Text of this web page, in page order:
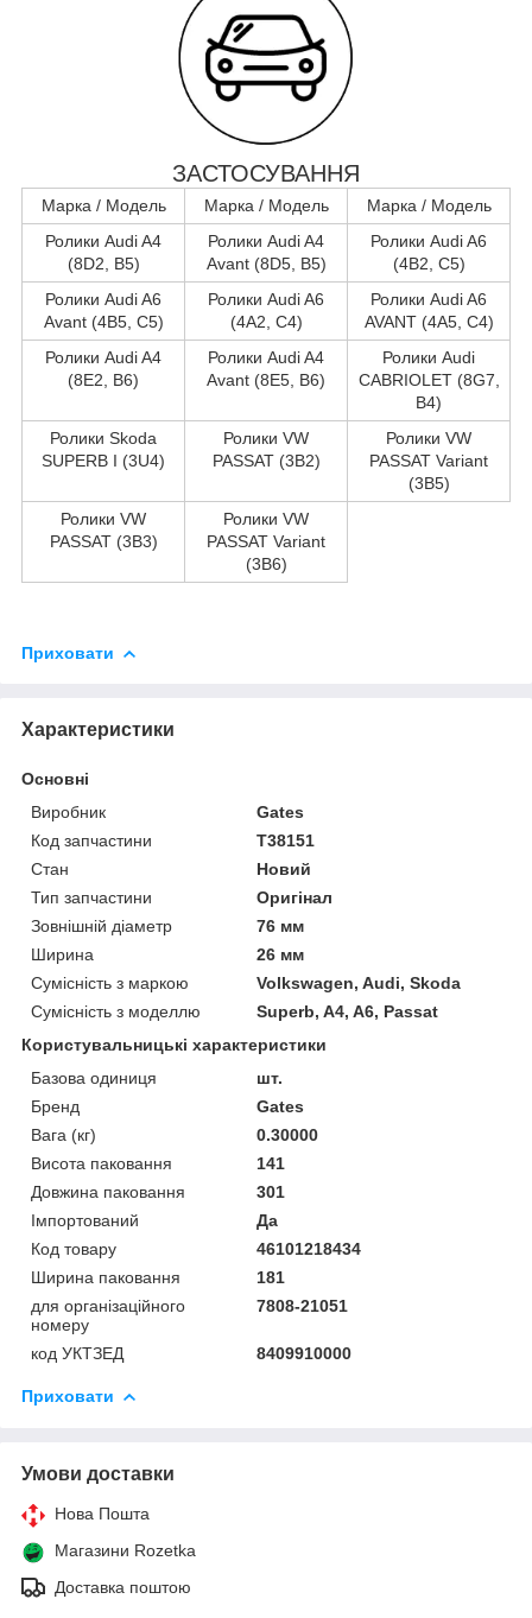
ЗАСТОСУВАННЯ
Марка / Модель Марка / Модель
Марка / Модель
Ролики Audi A4
(8D2, B5)
Ролики Audi A4
Avant (8D5, B5)
Ролики Audi A6
(4B2, C5)
Ролики Audi A6
Avant (4B5, C5)
Ролики Audi A6
(4A2, C4)
Ролики Audi A6
AVANT (4A5, C4)
Ролики Audi A4
(8E2, B6)
Ролики Audi A4
Avant (8E5, B6)
Ролики Audi
CABRIOLET (8G7,
B4)
Ролики Skoda
SUPERB I (3U4)
Ролики VW
PASSAT (3B2)
Ролики VW
PASSAT Variant
(3B5)
Ролики VW
PASSAT (3B3)
Ролики VW
PASSAT Variant
(3B6)
Приховати
Характеристики
Основні
Виробник
Gates
Код запчастини
T38151
Стан
Новий
Тип запчастини
Оригінал
Зовнішній діаметр
76 мм
Ширина
26 мм
Сумісність з маркою
Volkswagen, Audi, Skoda
Сумісність з моделлю
Superb, A4, A6, Passat
Користувальницькі характеристики
Базова одиниця
шт.
Бренд
Gates
Вага (кг)
0.30000
Висота паковання
141
Довжина паковання
301
Імпортований
Да
Код товару
46101218434
Ширина паковання
181
для організаційного
номеру
7808-21051
код УКТЗЕД 8409910000
Приховати
Умови доставки
Нова Пошта
Магазини Rozetka
Доставка поштою